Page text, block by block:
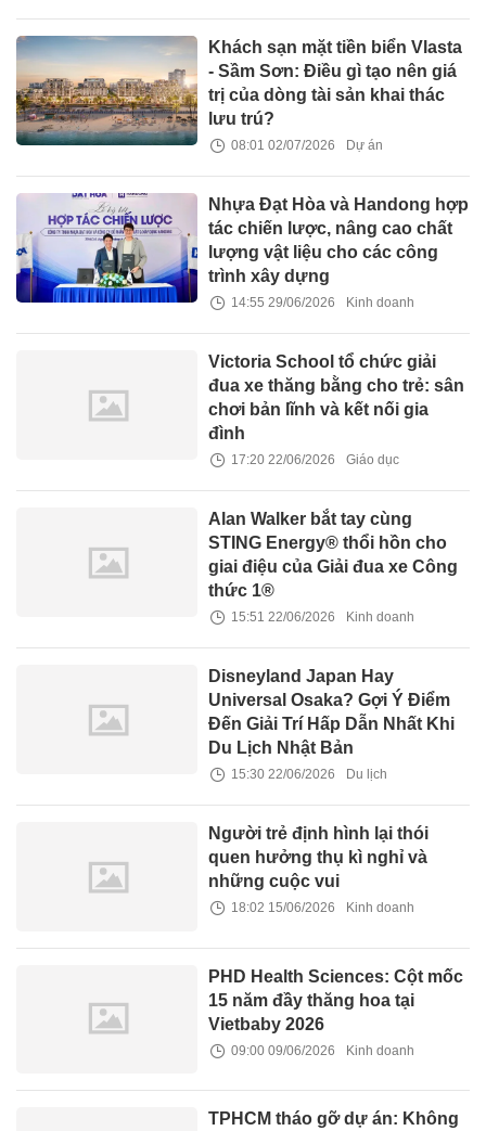
Khách sạn mặt tiền biển Vlasta
- Sầm Sơn: Điều gì tạo nên giá
trị của dòng tài sản khai thác
lưu trú?
08:01 02/07/2026 Dự án
Nhựa Đạt Hòa và Handong hợp
tác chiến lược, nâng cao chất
lượng vật liệu cho các công
trình xây dựng
14:55 29/06/2026 Kinh doanh
Victoria School tổ chức giải
đua xe thăng bằng cho trẻ: sân
chơi bản lĩnh và kết nối gia
đình
17:20 22/06/2026 Giáo dục
Alan Walker bắt tay cùng
STING Energy® thổi hồn cho
giai điệu của Giải đua xe Công
thức 1®
15:51 22/06/2026 Kinh doanh
Disneyland Japan Hay
Universal Osaka? Gợi Ý Điểm
Đến Giải Trí Hấp Dẫn Nhất Khi
Du Lịch Nhật Bản
15:30 22/06/2026 Du lịch
Người trẻ định hình lại thói
quen hưởng thụ kì nghỉ và
những cuộc vui
18:02 15/06/2026 Kinh doanh
PHD Health Sciences: Cột mốc
15 năm đầy thăng hoa tại
Vietbaby 2026
09:00 09/06/2026 Kinh doanh
TPHCM tháo gỡ dự án: Không